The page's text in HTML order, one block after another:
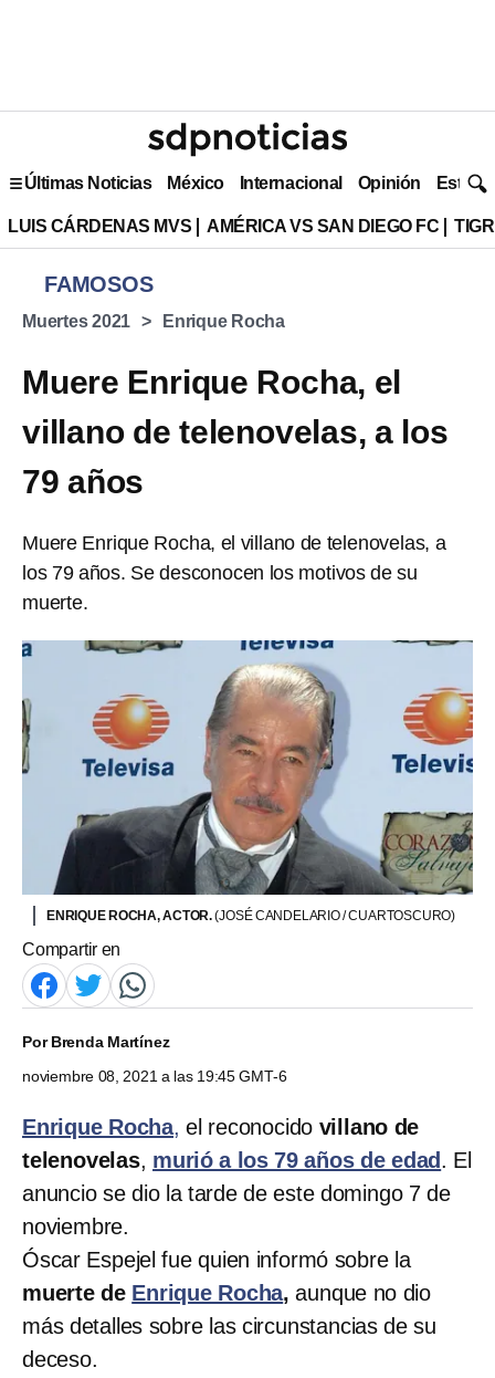
Últimas Noticias México Internacional Opinión Estilo
LUIS CÁRDENAS MVS AMÉRICA VS SAN DIEGO FC
FAMOSOS
Muertes 2021 Enrique Rocha
Muere Enrique Rocha, el
villano de telenovelas, a los
79 años
Muere Enrique Rocha, el villano de telenovelas, a
los 79 años. Se desconocen los motivos de su
muerte.
ENRIQUE ROCHA, ACTOR.(JOSÉ CANDELARIO / CUARTOSCURO)
Compartir en
PorBrenda Martínez
noviembre 08, 2021 a las 19:45 GMT-6
Enrique Rocha, el reconocido villano de
telenovelas, murió a los 79 años de edad . El
anuncio se dio la tarde de este domingo 7 de
noviembre.
Óscar Espejel fue quien informó sobre la
muerte de Enrique Rocha, aunque no dio
más detalles sobre las circunstancias de su
deceso.